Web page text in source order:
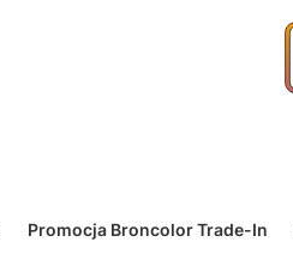
Promocja Broncolor Trade-In